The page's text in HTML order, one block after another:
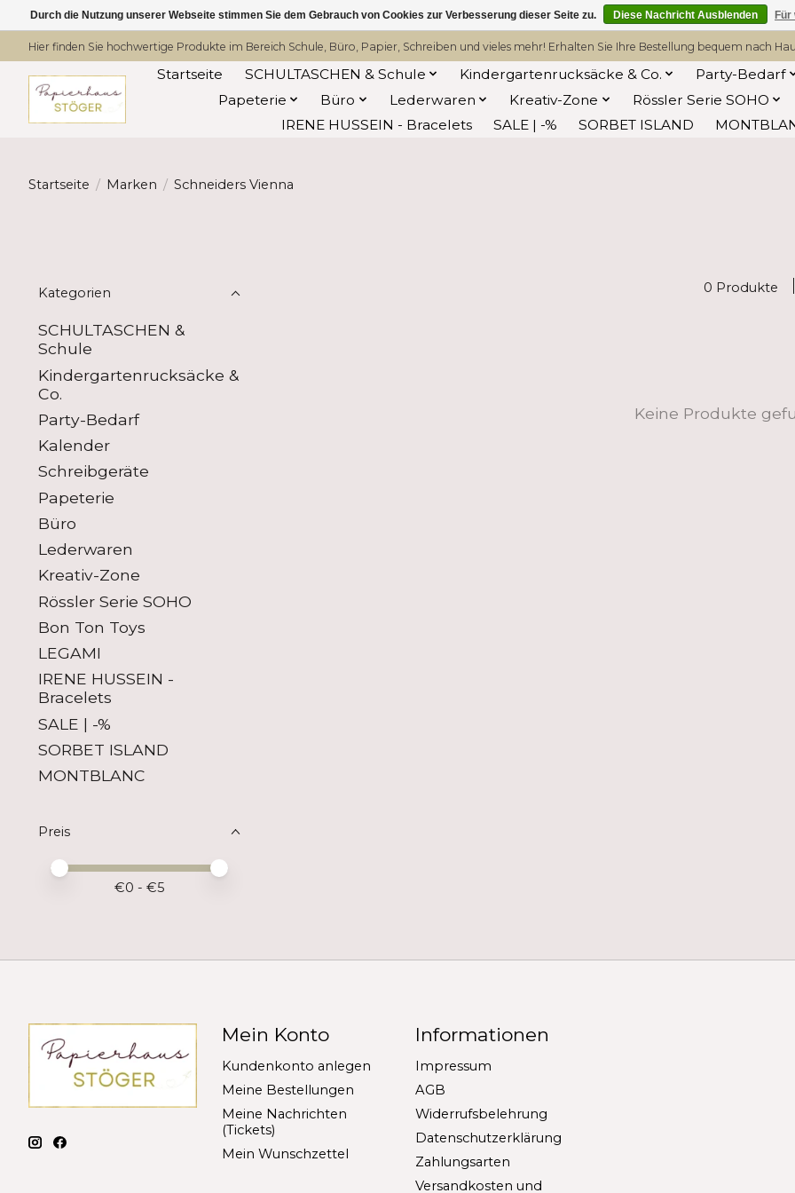
Hier finden Sie hochwertige Produkte im Bereich Schule, Büro, Papier, Schreiben und vieles mehr! Erhalten Sie Ihre Bestellung bequem nach
Startseite SCHULTASCHEN & Schule Kindergartenrucksäcke & Co. Party-Bedarf
Papeterie
Büro Lederwaren Kreativ-Zone Rössler Serie SOHO
IRENE HUSSEIN - Bracelets
SALE | -% SORBET ISLAND
Startseite / Marken / Schneiders Vienna
Kategorien
SCHULTASCHEN &
Schule
Kindergartenrucksäcke &
Co.
Party-Bedarf
Kalender
Schreibgeräte
Papeterie
Büro
Lederwaren
Kreativ-Zone
Rössler Serie SOHO
Bon Ton Toys
LEGAMI
IRENE HUSSEIN -
Bracelets
SALE | -%
SORBET ISLAND
MONTBLANC
Preis
Preis – Mindestwert
Price maximum value
€0 - €5
0 Produkte
Keine Produkte
Mein Konto
Kundenkonto anlegen
Meine Bestellungen
Meine Nachrichten
(Tickets)
Mein Wunschzettel
Informationen
Impressum
AGB
Widerrufsbelehrung
Datenschutzerklärung
Zahlungsarten
Versandkosten und
Durch die Nutzung unserer Webseite stimmen Sie dem Gebrauch von Cookies zur Verbesserung dieser Seite zu. Diese Nachricht Ausblenden